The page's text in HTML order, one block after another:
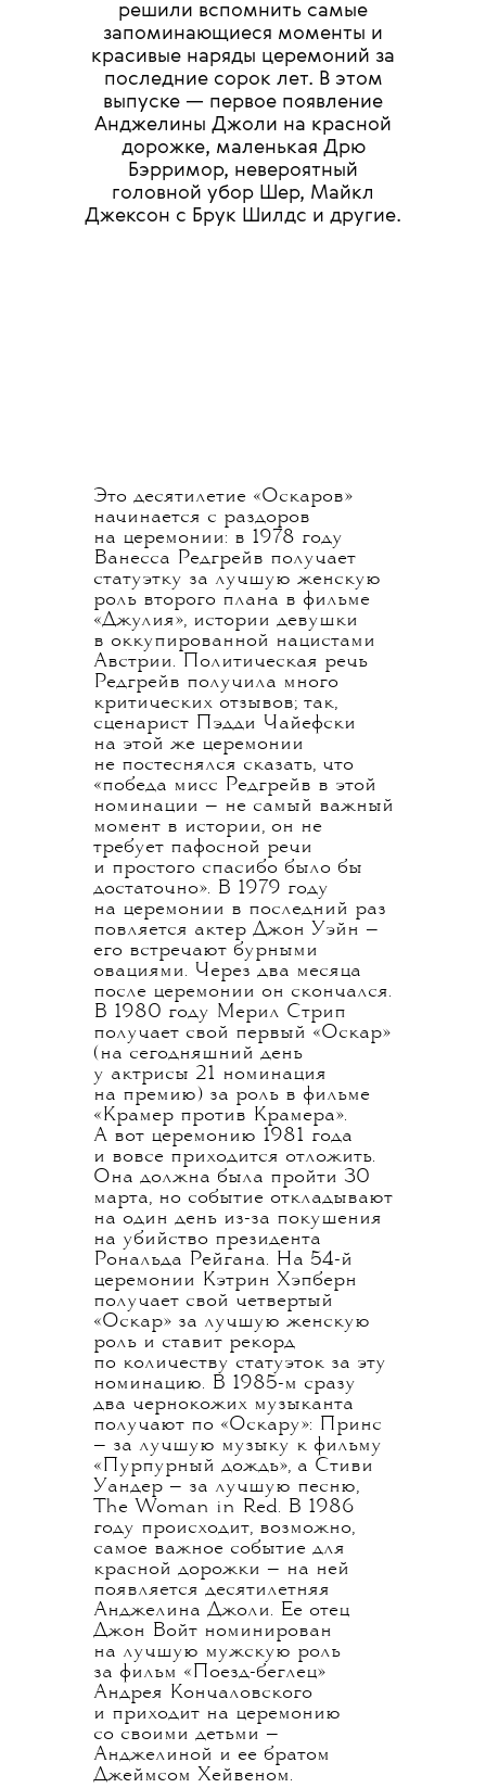
решили вспомнить самые
запоминающиеся моменты и
красивые наряды церемоний за
последние сорок лет. В этом
выпуске — первое появление
Анджелины Джоли на красной
дорожке, маленькая Дрю
Бэрримор, невероятный
головной убор Шер, Майкл
Джексон с Брук Шилдс и другие.
Это десятилетие «Оскаров»
начинается с раздоров
на церемонии: в 1978 году
Ванесса Редгрейв получает
статуэтку за лучшую женскую
роль второго плана в фильме
«Джулия», истории девушки
в оккупированной нацистами
Австрии. Политическая речь
Редгрейв получила много
критических отзывов; так,
сценарист Пэдди Чайефски
на этой же церемонии
не постеснялся сказать, что
«победа мисс Редгрейв в этой
номинации — не самый важный
момент в истории, он не
требует пафосной речи
и простого спасибо было бы
достаточно». В 1979 году
на церемонии в последний раз
повляется актер Джон Уэйн —
его встречают бурными
овациями. Через два месяца
после церемонии он скончался.
В 1980 году Мерил Стрип
получает свой первый «Оскар»
(на сегодняшний день
у актрисы 21 номинация
на премию) за роль в фильме
«Крамер против Крамера».
А вот церемонию 1981 года
и вовсе приходится отложить.
Она должна была пройти 30
марта, но событие откладывают
на один день из-за покушения
на убийство президента
Рональда Рейгана. На 54-й
церемонии Кэтрин Хэпберн
получает свой четвертый
«Оскар» за лучшую женскую
роль и ставит рекорд
по количеству статуэток за эту
номинацию. В 1985-м сразу
два чернокожих музыканта
получают по «Оскару»: Принс
— за лучшую музыку к фильму
«Пурпурный дождь», а Стиви
Уандер — за лучшую песню,
The Woman in Red. В 1986
году происходит, возможно,
самое важное событие для
красной дорожки — на ней
появляется десятилетняя
Анджелина Джоли. Ее отец
Джон Войт номинирован
на лучшую мужскую роль
за фильм «Поезд-беглец»
Андрея Кончаловского
и приходит на церемонию
со своими детьми —
Анджелиной и ее братом
Джеймсом Хейвеном.